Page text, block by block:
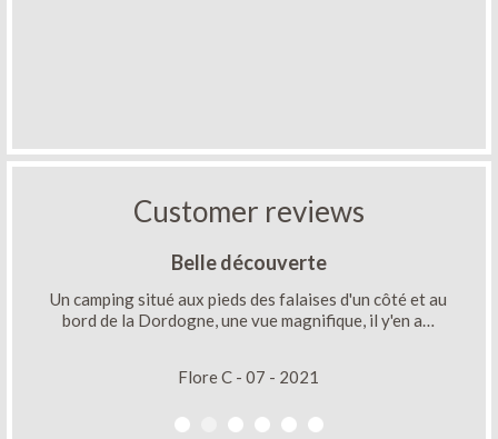
Customer reviews
Belle découverte
Un camping situé aux pieds des falaises d'un côté et au
bord de la Dordogne, une vue magnifique, il y'en a…
Flore C - 07 - 2021